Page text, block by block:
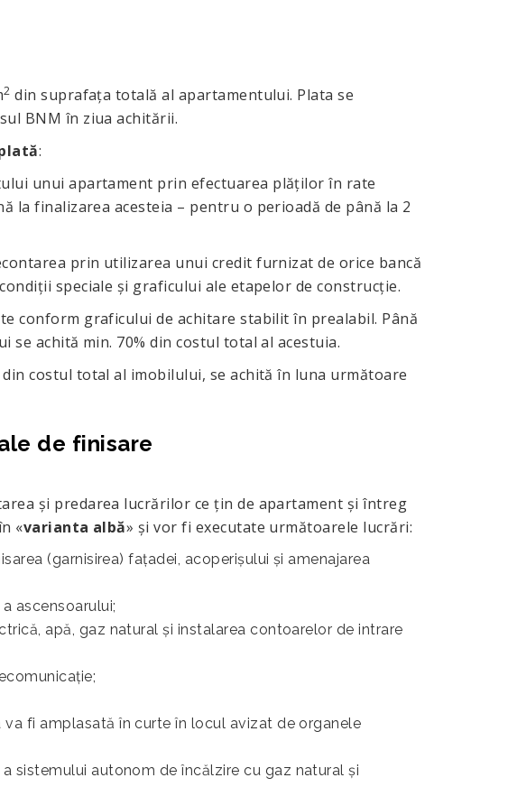
2 din suprafața totală al apartamentului. Plata se
BNM în ziua achitării.
:
unui apartament prin efectuarea plăților în rate
la finalizarea acesteia – pentru o perioadă de până la 2
prin utilizarea unui credit furnizat de orice bancă
speciale și graficului ale etapelor de construcție.
conform graficului de achitare stabilit în prealabil. Până
achită min. 70% din costul total al acestuia.
din costul total al imobilului, se achită în luna următoare
de finisare
şi predarea lucrărilor ce ţin de apartament şi întreg
«varianta albă» şi vor fi executate următoarele lucrări:
(garnisirea) faţadei, acoperişului şi amenajarea
ascensoarului;
apă, gaz natural şi instalarea contoarelor de intrare
va fi amplasată în curte în locul avizat de organele
sistemului autonom de încălzire cu gaz natural şi